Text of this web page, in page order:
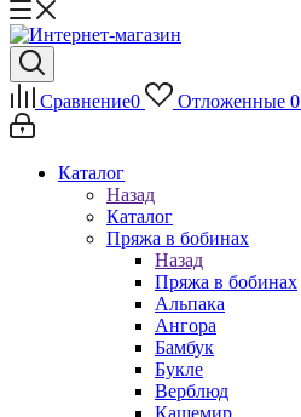
Сравнение0 Отложенные 0
Каталог
Назад
Каталог
Пряжа в бобинах
Назад
Пряжа в бобинах
Альпака
Ангора
Бамбук
Букле
Верблюд
Кашемир